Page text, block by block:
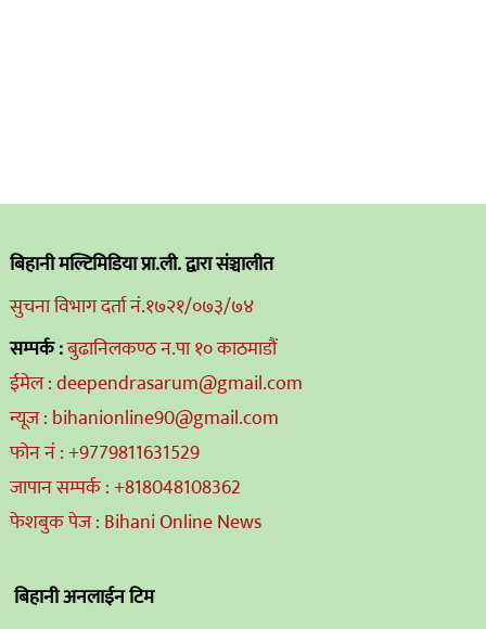
बिहानी मल्टिमिडिया प्रा.ली. द्वारा संञ्चालीत
सुचना विभाग दर्ता नं.१७२१/०७३/७४
सम्पर्क :बुढानिलकण्ठ न.पा १० काठमाडौं
ईमेल : deependrasarum@gmail.com
न्यूज : bihanionline90@gmail.com
फोन नं : +9779811631529
जापान सम्पर्क : +818048108362
फेशबुक पेज : Bihani Online News
बिहानी अनलाईन टिम